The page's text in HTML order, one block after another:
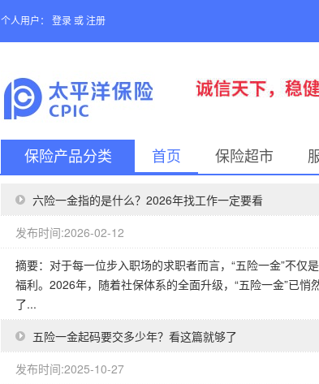
个人用户： 登录 或 注册
保险产品分类 首页 保险超市
六险一金指的是什么？2026年找工作一定要看
发布时间:2026-02-12
摘要：对于每一位步入职场的求职者而言，“五险一金”不
福利。2026年，随着社保体系的全面升级，“五险一金”已
了...
五险一金起码要交多少年？看这篇就够了
发布时间:2025-10-27